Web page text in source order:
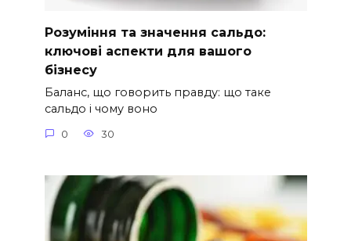
Розуміння та значення сальдо:
ключові аспекти для вашого
бізнесу
Баланс, що говорить правду: що таке
сальдо і чому воно
0 30